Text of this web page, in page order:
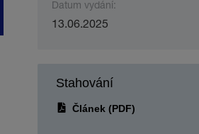
Datum vydání:
13.06.2025
Stahování
Článek (PDF)